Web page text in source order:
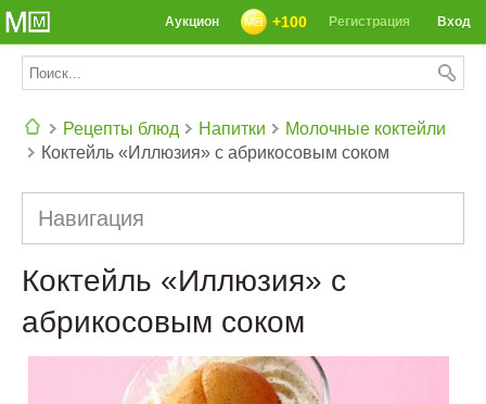
Вход
Регистрация
+100
Аукцион
Рецепты блюд Напитки
Молочные коктейли
Коктейль «Иллюзия» с абрикосовым соком
Навигация
Коктейль «Иллюзия» с
абрикосовым соком